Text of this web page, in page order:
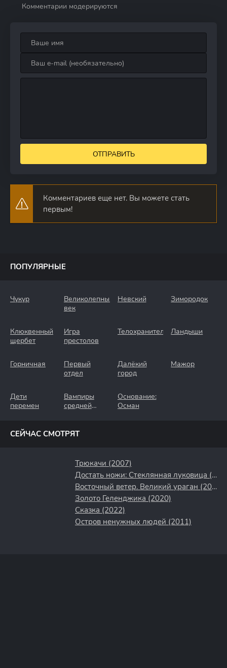
Комментарии модерируются
ОТПРАВИТЬ
Комментариев еще нет. Вы можете стать
первым!
ПОПУЛЯРНЫЕ
Чукур
Великолепный
век
Невский Зимородок
Клюквенный
щербет
Игра
престолов
Телохранители Ландыши
Горничная
Первый
отдел
Далёкий
город
Мажор
Дети
перемен
Вампиры
средней
Основание:
Осман
СЕЙЧАС СМОТРЯТ
Трюкачи (2007)
Достать ножи: Стеклянная луковица (2022)
Восточный ветер. Великий ураган (2021)
Золото Геленджика (2020)
Сказка (2022)
Остров ненужных людей (2011)